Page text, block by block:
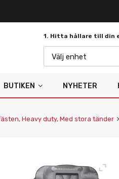
1. Hitta hållare till din
Välj enhet
BUTIKEN NYHETER
Heavy duty, Med stora tänder